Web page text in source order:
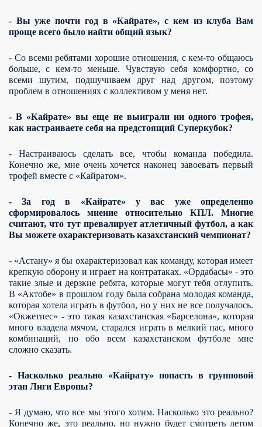
- Вы уже почти год в «Кайрате», с кем из клуба Вам
проще всего было найти общий язык?
- Со всеми ребятами хорошие отношения, с кем-то общаюсь
больше, с кем-то меньше. Чувствую себя комфортно, со
всеми шутим, подшучиваем друг над другом, поэтому
проблем в отношениях с коллективом у меня нет.
- В «Кайрате» вы еще не выиграли ни одного трофея,
как настраиваете себя на предстоящий Суперкубок?
- Настраиваюсь сделать все, чтобы команда победила.
Конечно же, мне очень хочется наконец завоевать первый
трофей вместе с «Кайратом».
- За год в «Кайрате» у вас уже определенно
сформировалось мнение относительно КПЛ. Многие
считают, что тут превалирует атлетичный футбол, а как
Вы можете охарактеризовать казахстанский чемпионат?
- «Астану» я бы охарактеризовал как команду, которая имеет
крепкую оборону и играет на контратаках. «Ордабасы» - это
такие злые и дерзкие ребята, которые могут тебя отлупить.
В «Актобе» в прошлом году была собрана молодая команда,
которая хотела играть в футбол, но у них не все получалось.
«Окжетпес» - это такая казахстанская «Барселона», которая
много владела мячом, старался играть в мелкий пас, много
комбинаций, но обо всем казахстанском футболе мне
сложно сказать.
- Насколько реально «Кайрату» попасть в групповой
этап Лиги Европы?
- Я думаю, что все мы этого хотим. Насколько это реально?
Конечно же, это реально, но нужно будет смотреть летом